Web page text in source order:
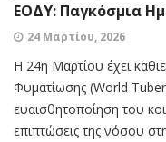
ΕΟΔΥ: Παγκόσμια
24 Μαρτίου, 2026
Η 24η Μαρτίου έχει
Φυματίωσης (World
ευαισθητοποίηση του
επιπτώσεις της νόσου